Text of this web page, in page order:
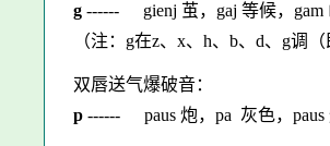
g ------
gienj 茧，gaj 等候，gam
（注：g在z、x、h、b、d、g调
双唇送气爆破音：
p ------ paus 炮，pa 灰色，paus